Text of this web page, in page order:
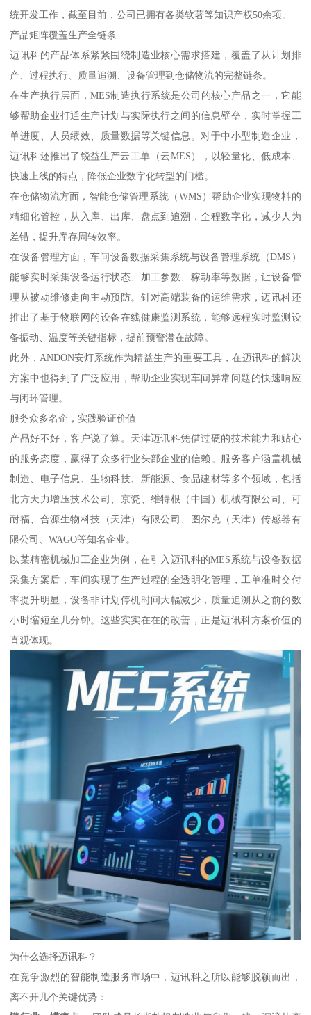
统开发工作，截至目前，公司已拥有各类软著等知识产权50余项。
产品矩阵覆盖生产全链条
迈讯科的产品体系紧紧围绕制造业核心需求搭建，覆盖了从计划排
产、过程执行、质量追溯、设备管理到仓储物流的完整链条。
在生产执行层面，MES制造执行系统是公司的核心产品之一，它能
够帮助企业打通生产计划与实际执行之间的信息壁垒，实时掌握工
单进度、人员绩效、质量数据等关键信息。对于中小型制造企业，
迈讯科还推出了锐益生产云工单（云MES），以轻量化、低成本、
快速上线的特点，降低企业数字化转型的门槛。
在仓储物流方面，智能仓储管理系统（WMS）帮助企业实现物料的
精细化管控，从入库、出库、盘点到追溯，全程数字化，减少人为
差错，提升库存周转效率。
在设备管理方面，车间设备数据采集系统与设备管理系统（DMS）
能够实时采集设备运行状态、加工参数、稼动率等数据，让设备管
理从被动维修走向主动预防。针对高端装备的运维需求，迈讯科还
推出了基于物联网的设备在线健康监测系统，能够远程实时监测设
备振动、温度等关键指标，提前预警潜在故障。
此外，ANDON安灯系统作为精益生产的重要工具，在迈讯科的解决
方案中也得到了广泛应用，帮助企业实现车间异常问题的快速响应
与闭环管理。
服务众多名企，实践验证价值
产品好不好，客户说了算。天津迈讯科凭借过硬的技术能力和贴心
的服务态度，赢得了众多行业头部企业的信赖。服务客户涵盖机械
制造、电子信息、生物科技、新能源、食品建材等多个领域，包括
北方天力增压技术公司、京瓷、维特根（中国）机械有限公司、可
耐福、合源生物科技（天津）有限公司、图尔克（天津）传感器有
限公司、WAGO等知名企业。
以某精密机械加工企业为例，在引入迈讯科的MES系统与设备数据
采集方案后，车间实现了生产过程的全透明化管理，工单准时交付
率提升明显，设备非计划停机时间大幅减少，质量追溯从之前的数
小时缩短至几分钟。这些实实在在的改善，正是迈讯科方案价值的
直观体现。
为什么选择迈讯科？
在竞争激烈的智能制造服务市场中，迈讯科之所以能够脱颖而出，
离不开几个关键优势：